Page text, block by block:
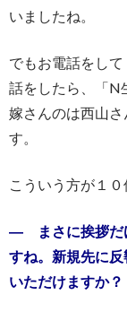
いましたね。
でもお電話をし
話をしたら、「N
嫁さんのは西山
す。
こういう方が１
― まさに挨拶だ
すね。新規先に
いただけますか？